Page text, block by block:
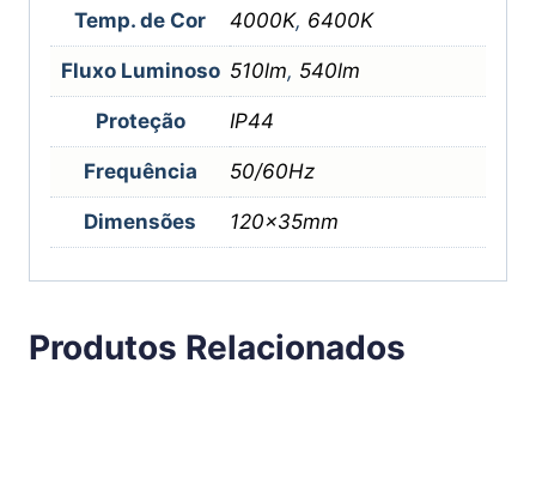
Temp. de Cor 4000K, 6400K
Fluxo Luminoso 510lm, 540lm
Proteção IP44
Frequência 50/60Hz
Dimensões 120x35mm
Produtos Relacionados